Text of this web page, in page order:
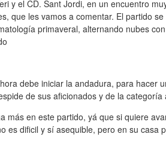
y el CD. Sant Jordi, en un encuentro
que les vamos a comentar. El partido
primaveral, alternando nubes
debe iniciar la andadura, para hacer
de sus aficionados y de la categoría
más en este partido, yá que si quiere
es dificil y sí asequible, pero en su casa